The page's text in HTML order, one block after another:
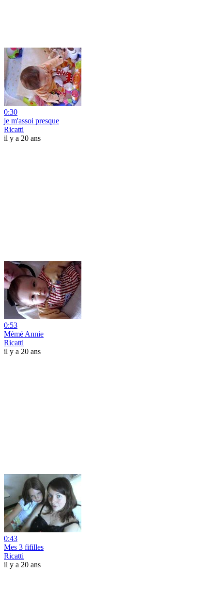
0:30
je m'assoi presque
Ricatti
il y a 20 ans
0:53
Mémé Annie
Ricatti
il y a 20 ans
0:43
Mes 3 fifilles
Ricatti
il y a 20 ans